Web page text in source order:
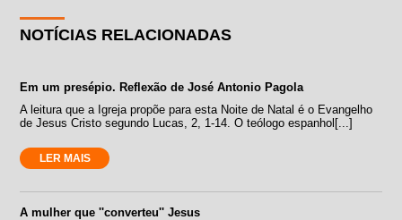
NOTÍCIAS RELACIONADAS
Em um presépio. Reflexão de José Antonio Pagola
A leitura que a Igreja propõe para esta Noite de Natal é o Evangelho
de Jesus Cristo segundo Lucas, 2, 1-14. O teólogo espanhol[...]
LER MAIS
A mulher que ''converteu'' Jesus